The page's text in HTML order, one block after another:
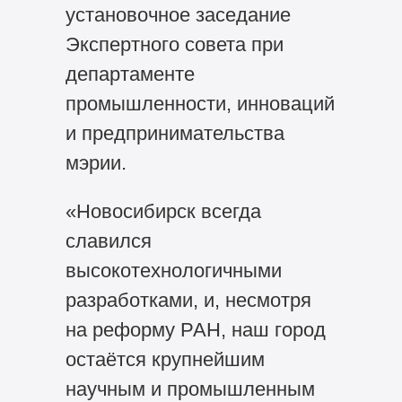
установочное заседание
Экспертного совета при
департаменте
промышленности, инноваций
и предпринимательства
мэрии.
«Новосибирск всегда
славился
высокотехнологичными
разработками, и, несмотря
на реформу РАН, наш город
остаётся крупнейшим
научным и промышленным